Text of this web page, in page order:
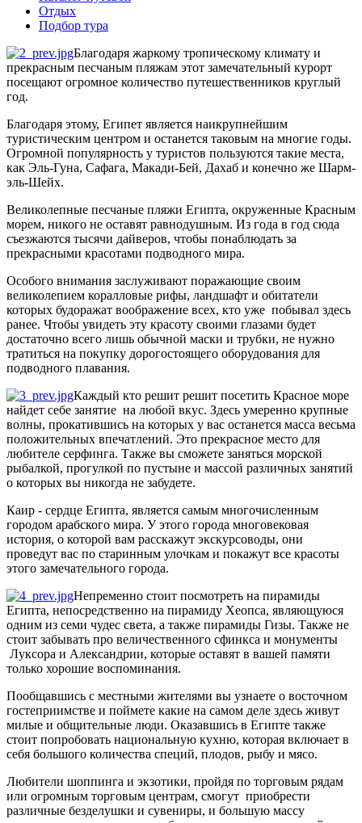
Отдых
Подбор тура
Благодаря жаркому тропическому климату и
прекрасным песчаным пляжам этот замечательный курорт
посещают огромное количество путешественников круглый
год.
Благодаря этому, Египет является наикрупнейшим
туристическим центром и останется таковым на многие годы.
Огромной популярность у туристов пользуются такие места,
как Эль-Гуна, Сафага, Макади-Бей, Дахаб и конечно же Шарм-
эль-Шейх.
Великолепные песчаные пляжи Египта, окруженные Красным
морем, никого не оставят равнодушным. Из года в год сюда
съезжаются тысячи дайверов, чтобы понаблюдать за
прекрасными красотами подводного мира.
Особого внимания заслуживают поражающие своим
великолепием коралловые рифы, ландшафт и обитатели
которых будоражат воображение всех, кто уже побывал здесь
ранее. Чтобы увидеть эту красоту своими глазами будет
достаточно всего лишь обычной маски и трубки, не нужно
тратиться на покупку дорогостоящего оборудования для
подводного плавания.
Каждый кто решит решит посетить Красное море
найдет себе занятие на любой вкус. Здесь умеренно крупные
волны, прокатившись на которых у вас останется масса весьма
положительных впечатлений. Это прекрасное место для
любителе серфинга. Также вы сможете заняться морской
рыбалкой, прогулкой по пустыне и массой различных занятий
о которых вы никогда не забудете.
Каир - сердце Египта, является самым многочисленным
городом арабского мира. У этого города многовековая
история, о которой вам расскажут экскурсоводы, они
проведут вас по старинным улочкам и покажут все красоты
этого замечательного города.
Непременно стоит посмотреть на пирамиды
Египта, непосредственно на пирамиду Хеопса, являющуюся
одним из семи чудес света, а также пирамиды Гизы. Также не
стоит забывать про величественного сфинкса и монументы
Луксора и Александрии, которые оставят в вашей памяти
только хорошие воспоминания.
Пообщавшись с местными жителями вы узнаете о восточном
гостеприимстве и поймете какие на самом деле здесь живут
милые и общительные люди. Оказавшись в Египте также
стоит попробовать национальную кухню, которая включает в
себя большого количества специй, плодов, рыбу и мясо.
Любители шоппинга и экзотики, пройдя по торговым рядам
или огромным торговым центрам, смогут приобрести
различные безделушки и сувениры, и большую массу